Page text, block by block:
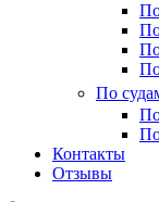
По
Контакты
Отзывы